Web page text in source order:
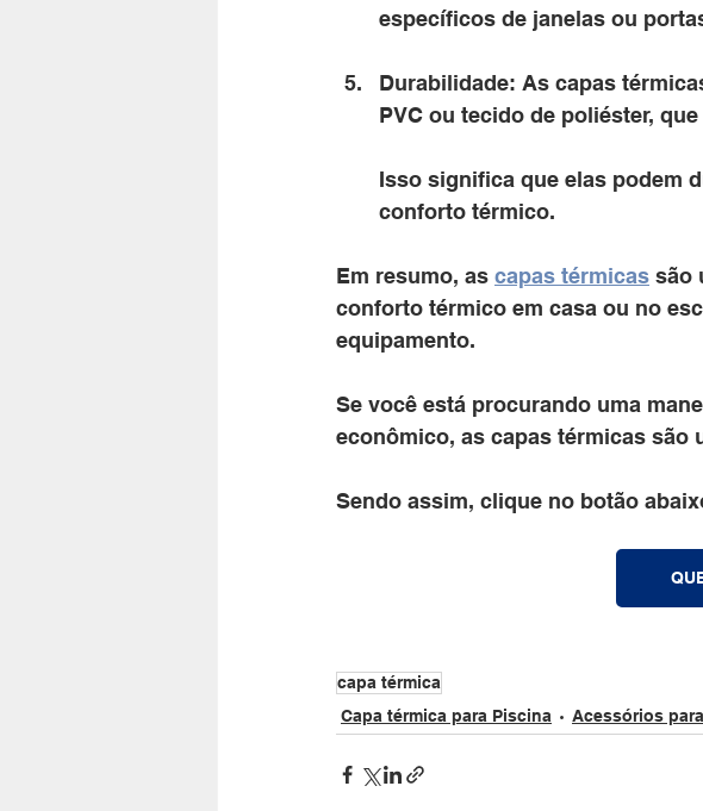
específicos de janelas ou
Durabilidade: As capas
PVC ou tecido de poliéster,
Isso significa que elas podem
conforto térmico.
Em resumo, as capas térmicas são
conforto térmico em casa ou no
equipamento.
Se você está procurando uma
econômico, as capas térmicas são
Sendo assim, clique no botão
capa térmica
Capa térmica para Piscina
Acessórios